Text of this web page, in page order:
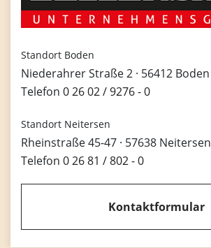
Standort Boden
Niederahrer Straße 2 · 56412 Boden
Telefon 0 26 02 / 9276 - 0
Standort Neitersen
Rheinstraße 45-47 · 57638 Neitersen
Telefon 0 26 81 / 802 - 0
Kontaktformular